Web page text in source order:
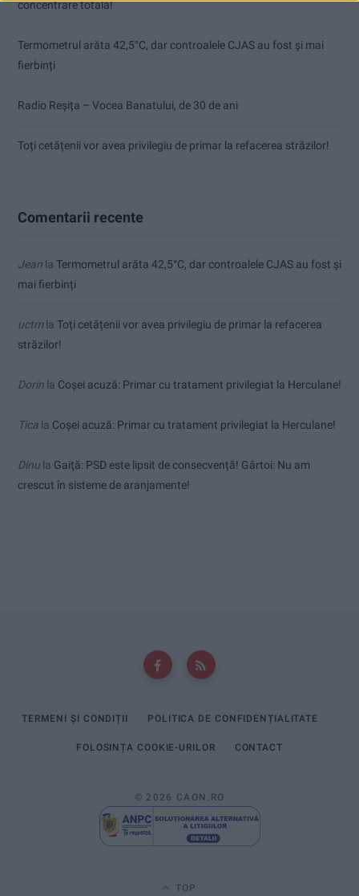
concentrare totală!
Termometrul arăta 42,5°C, dar controalele CJAS au fost și mai
fierbinți
Radio Reșița – Vocea Banatului, de 30 de ani
Toți cetățenii vor avea privilegiu de primar la refacerea străzilor!
Comentarii recente
Jean la Termometrul arăta 42,5°C, dar controalele CJAS au fost și
mai fierbinți
uctmla Toți cetățenii vor avea privilegiu de primar la refacerea
străzilor!
Dorin la Coșei acuză: Primar cu tratament privilegiat la Herculane!
Tica la Coșei acuză: Primar cu tratament privilegiat la Herculane!
Dinu la Gaiţă: PSD este lipsit de consecvență! Gârtoi: Nu am
crescut în sisteme de aranjamente!
TERMENI ȘI CONDIȚII POLITICA DE CONFIDENȚIALITATE
FOLOSINȚA COOKIE-URILOR CONTACT
© 2026 CAON.RO
TOP